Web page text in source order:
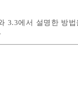
3.3에서 설명한 방